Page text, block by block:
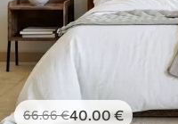
66.66€40.00€